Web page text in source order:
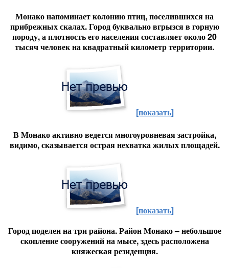
Монако напоминает колонию птиц, поселившихся на
прибрежных скалах. Город буквально вгрызся в горную
породу, а плотность его населения составляет около 20
тысяч человек на квадратный километр территории.
[показать]
В Монако активно ведется многоуровневая застройка,
видимо, сказывается острая нехватка жилых площадей.
[показать]
Город поделен на три района. Район Монако – небольшое
скопление сооружений на мысе, здесь расположена
княжеская резиденция.